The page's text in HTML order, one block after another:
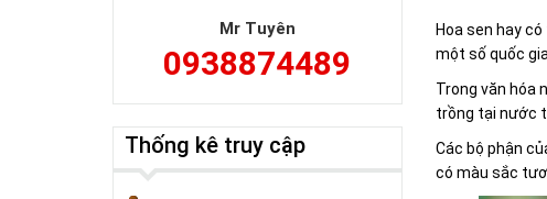
Hoa sen hay
một số quốc
Trong văn hóa
trồng tại nước
Các bộ phận
có màu sắc
Mr Tuyên
0938874489
Thống kê truy cập